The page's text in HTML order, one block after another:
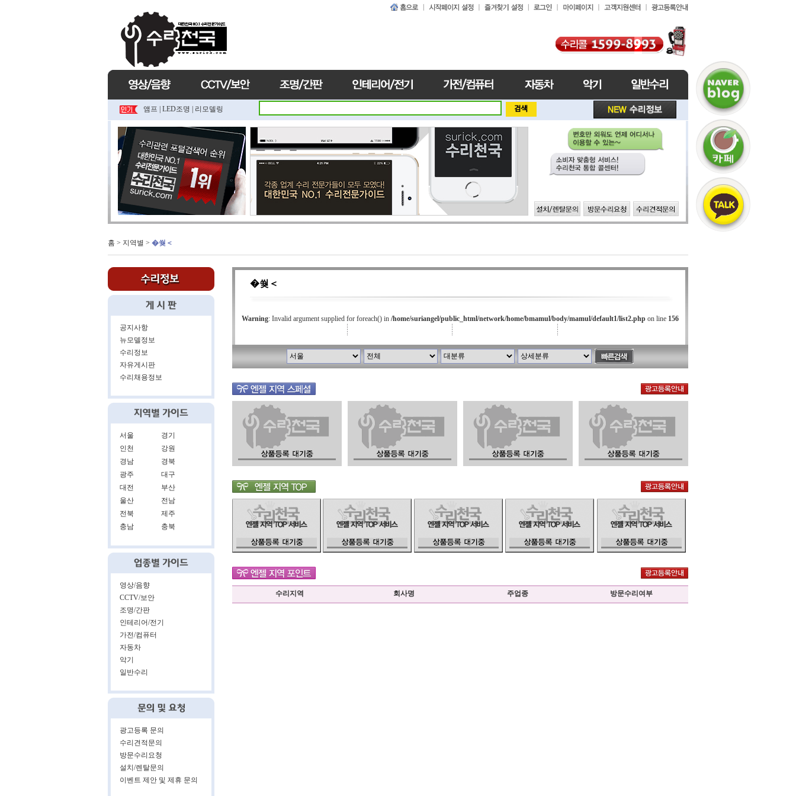
앰프 LED조명 리모델링
홈 > 지역별 > �쒖＜
공지사항
뉴모델정보
수리정보
자유게시판
수리채용정보
서울
경기
인천
강원
경남
경북
광주
대구
대전
부산
울산
전남
전북
제주
충남
충북
영상/음향
CCTV/보안
조명/간판
인테리어/전기
가전/컴퓨터
자동차
악기
일반수리
광고등록 문의
수리견적문의
방문수리요청
설치/렌탈문의
이벤트 제안 및 제휴 문의
�쒖＜
Warning: Invalid argument supplied for foreach() in /home/suriangel/public_html/network/home/bmamul/body/mamul/default1/list2.php on line 156
수리지역 회사명 주업종 방문수리여부